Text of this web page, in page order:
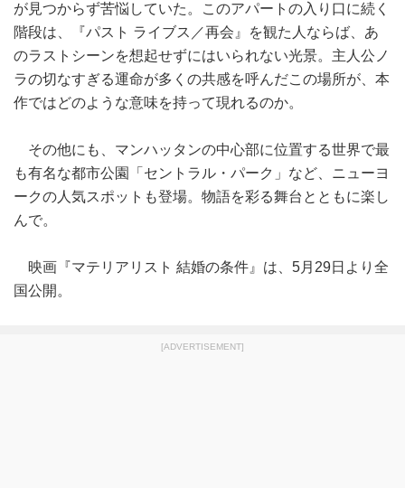
が見つからず苦悩していた。このアパートの入り口に続く
階段は、『パスト ライブス／再会』を観た人ならば、あ
のラストシーンを想起せずにはいられない光景。主人公ノ
ラの切なすぎる運命が多くの共感を呼んだこの場所が、本
作ではどのような意味を持って現れるのか。
その他にも、マンハッタンの中心部に位置する世界で最
も有名な都市公園「セントラル・パーク」など、ニューヨ
ークの人気スポットも登場。物語を彩る舞台とともに楽し
んで。
映画『マテリアリスト 結婚の条件』は、5月29日より全
国公開。
[ADVERTISEMENT]